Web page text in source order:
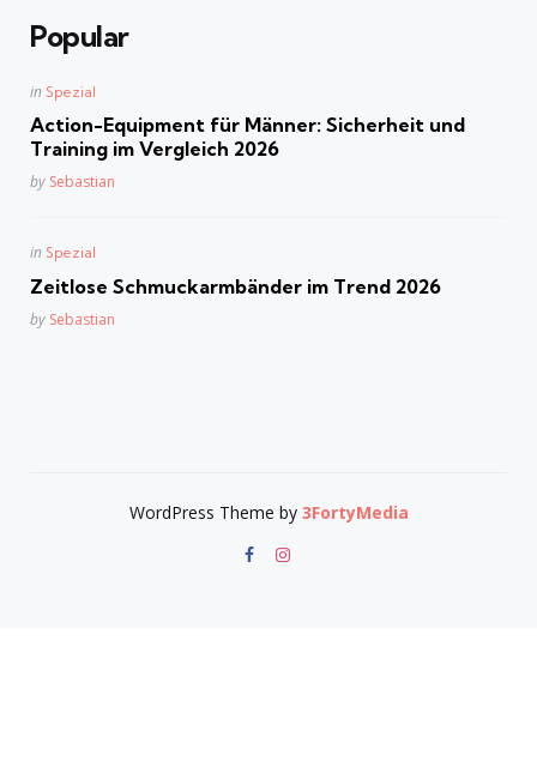
Popular
Posted
in Spezial
Action-Equipment für Männer: Sicherheit und
Training im Vergleich 2026
Posted
by Sebastian
Posted
in Spezial
Zeitlose Schmuckarmbänder im Trend 2026
Posted
by Sebastian
WordPress Theme by 3FortyMedia